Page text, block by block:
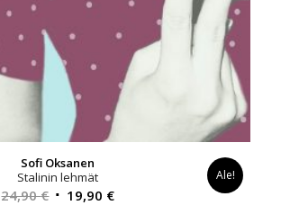
Sofi Oksanen
Stalinin lehmät
24,90€ Alkuperäinen
19,90 €Nykyinen
Ale!